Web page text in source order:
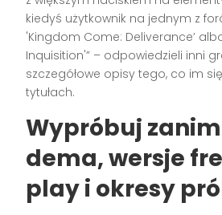
kiedyś użytkownik na jednym z
'Kingdom Come: Deliverance’
Inquisition'” – odpowiedzieli inni
szczegółowe opisy tego, co im
tytułach.
Wypróbuj
dema, wersje
play i okresy